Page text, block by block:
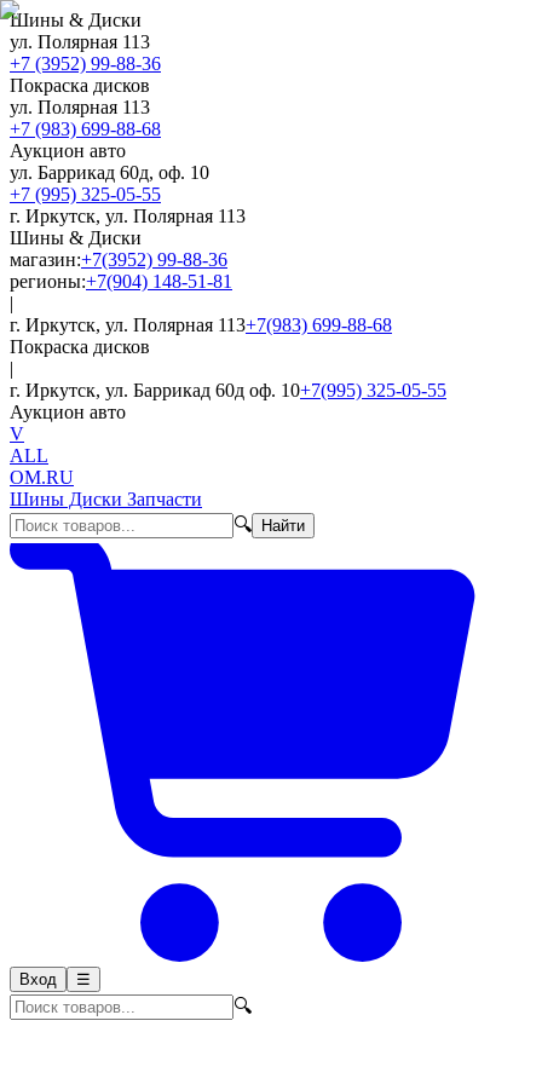
Шины & Диски
ул. Полярная 113
+7 (3952) 99-88-36
Покраска дисков
ул. Полярная 113
+7 (983) 699-88-68
Аукцион авто
ул. Баррикад 60д, оф. 10
+7 (995) 325-05-55
г. Иркутск, ул. Полярная 113
Шины & Диски
магазин:+7(3952) 99-88-36
регионы:+7(904) 148-51-81
|
г. Иркутск, ул. Полярная 113+7(983) 699-88-68
Покраска дисков
|
г. Иркутск, ул. Баррикад 60д оф. 10+7(995) 325-05-55
Аукцион авто
V
ALL
OM.RU
Шины Диски Запчасти
🔍
Найти
Вход ☰
🔍